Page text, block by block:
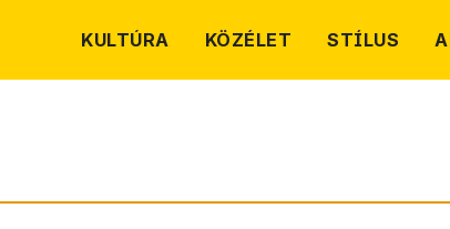
KULTÚRA KÖZÉLET STÍLUS